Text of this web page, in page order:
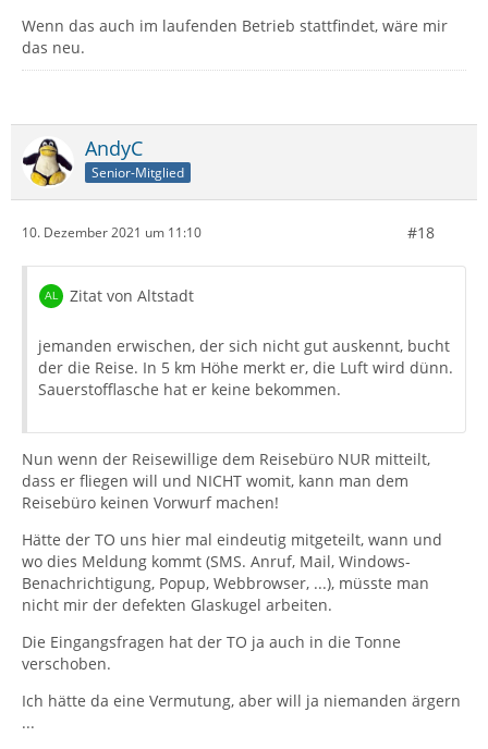
Wenn das auch im laufenden Betrieb stattfindet, wäre mir
das neu.
AndyC
Senior-Mitglied
10. Dezember 2021 um 11:10 #18
Zitat von Altstadt
jemanden erwischen, der sich nicht gut auskennt, bucht
der die Reise. In 5 km Höhe merkt er, die Luft wird dünn.
Sauerstofflasche hat er keine bekommen.
Nun wenn der Reisewillige dem Reisebüro NUR mitteilt,
dass er fliegen will und NICHT womit, kann man dem
Reisebüro keinen Vorwurf machen!
Hätte der TO uns hier mal eindeutig mitgeteilt, wann und
wo dies Meldung kommt (SMS. Anruf, Mail, Windows-
Benachrichtigung, Popup, Webbrowser, ...), müsste man
nicht mir der defekten Glaskugel arbeiten.
Die Eingangsfragen hat der TO ja auch in die Tonne
verschoben.
Ich hätte da eine Vermutung, aber will ja niemanden ärgern
...